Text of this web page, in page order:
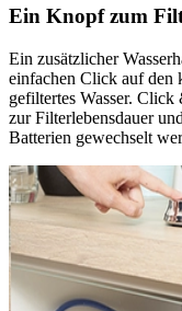
Ein Knopf zum
Ein zusätzlicher
einfachen Click auf den
gefiltertes Wasser.
zur Filterlebensdauer
Batterien gewechselt